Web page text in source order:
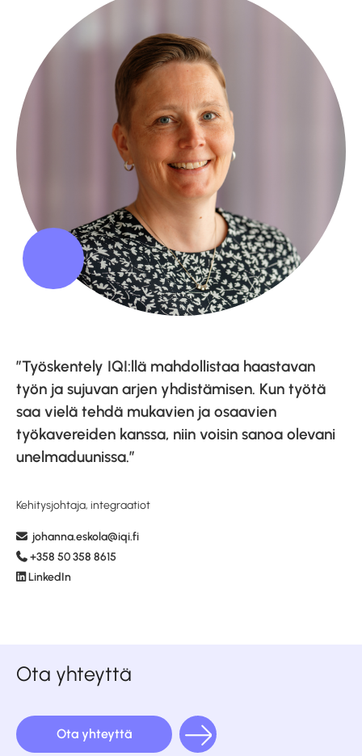
”Työskentely IQI:llä mahdollistaa haastavan
työn ja sujuvan arjen yhdistämisen. Kun työtä
saa vielä tehdä mukavien ja osaavien
työkavereiden kanssa, niin voisin sanoa olevani
unelmaduunissa.”
Kehitysjohtaja, integraatiot
johanna.eskola@iqi.fi
+358 50 358 8615
LinkedIn
Ota yhteyttä
Ota yhteyttä